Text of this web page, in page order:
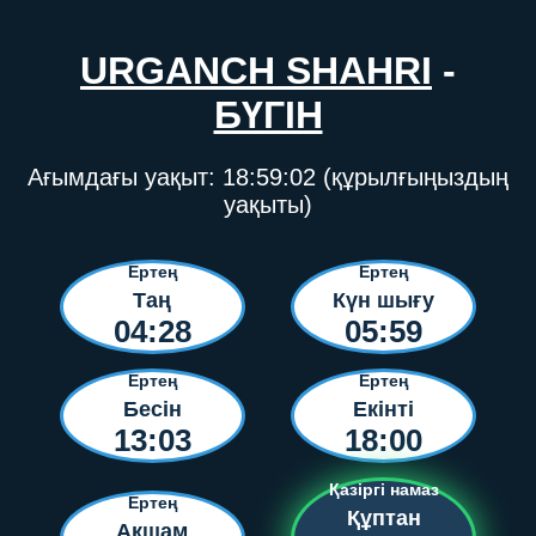
URGANCH SHAHRI -
БҮГІН
Ағымдағы уақыт: 18:59:02 (құрылғыңыздың
уақыты)
Ертең
Таң
04:28
Ертең
Күн шығу
05:59
Ертең
Бесін
13:03
Ертең
Екінті
18:00
Ертең
Қазіргі намаз
Құптан